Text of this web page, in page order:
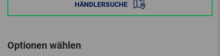
HÄNDLERSUCHE
Optionen wählen